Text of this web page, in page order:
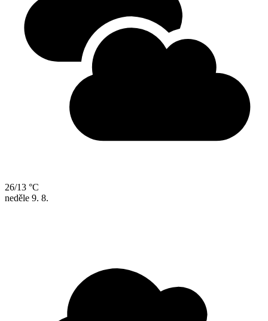
26/13 °C
neděle 9. 8.